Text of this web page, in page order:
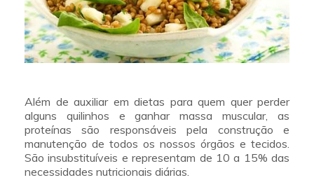
Além de auxiliar em dietas para quem quer perder
alguns quilinhos e ganhar massa muscular, as
proteínas são responsáveis pela construção e
manutenção de todos os nossos órgãos e tecidos.
São insubstituíveis e representam de 10 a 15% das
necessidades nutricionais diárias.